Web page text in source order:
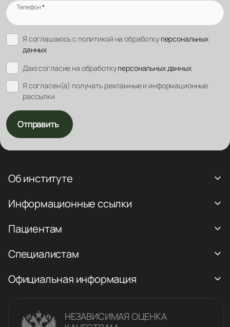
Телефон*
Я соглашаюсь с политикой на обработку персональных
данных
Даю согласие на обработкуперсональных данных
Я согласен(а) получать рекламные и информационные
рассылки
Отправить
Об институте
Информационные ссылки
Пациентам
Специалистам
Официальная информация
НЕЗАВИСИМАЯ ОЦЕНКА